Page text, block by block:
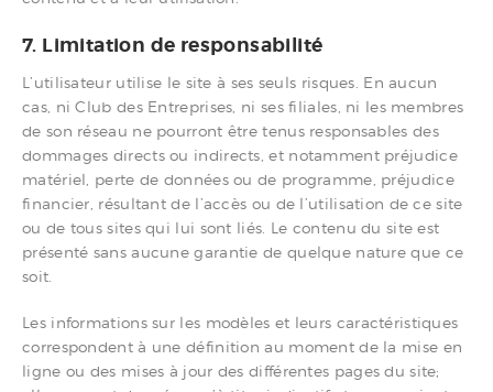
7. Limitation de responsabilité
L’utilisateur utilise le site à ses seuls risques. En aucun
cas, ni Club des Entreprises, ni ses filiales, ni les membres
de son réseau ne pourront être tenus responsables des
dommages directs ou indirects, et notamment préjudice
matériel, perte de données ou de programme, préjudice
financier, résultant de l’accès ou de l’utilisation de ce site
ou de tous sites qui lui sont liés. Le contenu du site est
présenté sans aucune garantie de quelque nature que ce
soit.
Les informations sur les modèles et leurs caractéristiques
correspondent à une définition au moment de la mise en
ligne ou des mises à jour des différentes pages du site;